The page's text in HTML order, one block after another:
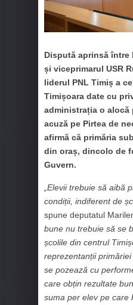
Dispută aprinsă între
și viceprimarul USR
liderul PNL Timiș a
Timișoara date cu
administrația o alocă
acuză pe Pirtea de
afirmă că primăria
din oraș, dincolo de
Guvern.
„Elevii trebuie să aibă
condiții, indiferent de
spune deputatul
bune nu trebuie să se
școlile din centrul
reprezentanții
se pozează cu
care obțin rezultate
suma per elev pe care